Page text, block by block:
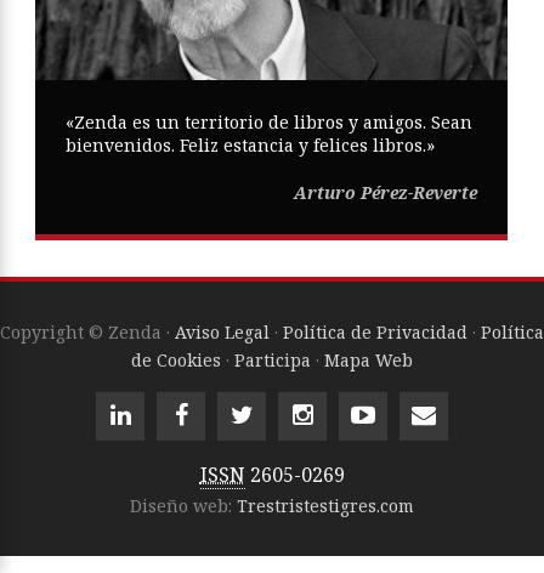
«Zenda es un territorio de libros y amigos. Sean
bienvenidos. Feliz estancia y felices libros.»
Arturo Pérez-Reverte
Copyright © Zenda · Aviso Legal · Política de Privacidad · Política
de Cookies · Participa · Mapa Web
ISSN 2605-0269
Diseño web: Trestristestigres.com